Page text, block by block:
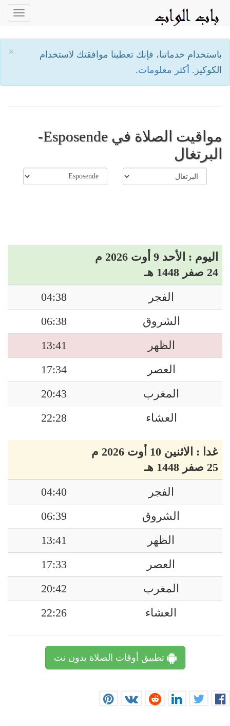
×
باستخدام خدماتنا، فإنك تعطينا موافقتك لاستخدام
الكوكيز. أكثر معلومات.
مواقيت الصلاة في Esposende-
البرتغال
اليوم : الأحد 9 أوت 2026 م
24 صفر 1448 هـ
الفجر
04:38
الشروق
06:38
الظهر
13:41
العصر
17:34
المغرب
20:43
العشاء
22:28
غدا : الاثنين 10 أوت 2026 م
25 صفر 1448 هـ
الفجر
04:40
الشروق
06:39
الظهر
13:41
العصر
17:33
المغرب
20:42
العشاء
22:26
تطبيق أوقات الصلاة بدون نت